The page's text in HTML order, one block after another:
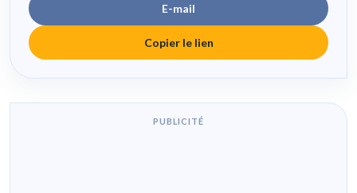
E-mail
Copier le lien
PUBLICITÉ